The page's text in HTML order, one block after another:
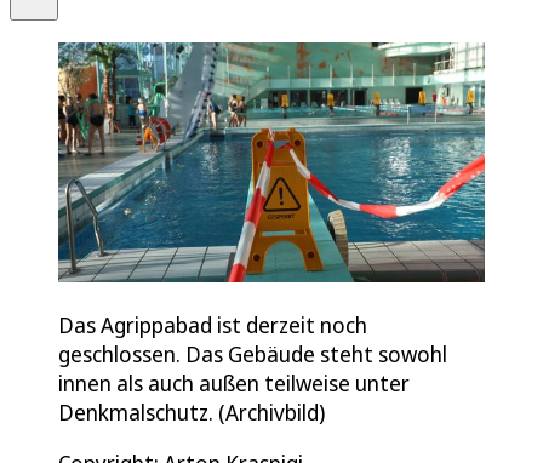
Das Agrippabad ist derzeit noch
geschlossen. Das Gebäude steht sowohl
innen als auch außen teilweise unter
Denkmalschutz. (Archivbild)